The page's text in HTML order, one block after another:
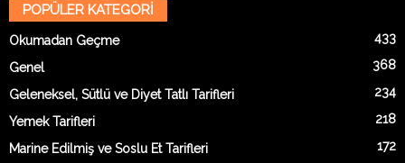
POPÜLER KATEGORİ
Okumadan Geçme 433
Genel 368
Geleneksel, Sütlü ve Diyet Tatlı Tarifleri 234
Yemek Tarifleri 218
Marine Edilmiş ve Soslu Et Tarifleri 172